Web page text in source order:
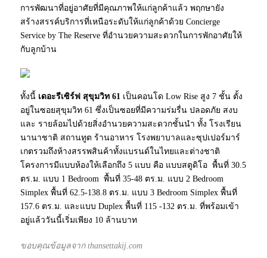
การพัฒนาที่อยู่อาศัยที่มีคุณภาพให้แก่ลูกค้าแล้ว พฤกษายัง
สร้างสรรค์บริการที่เหนือระดับให้แก่ลูกค้าด้วย Concierge
Service by The Reserve ที่อำนวยความสะดวกในการพักอาศัยให้
กับลูกบ้าน
ทั้งนี้ เดอะรีเซิร์ฟ สุขุมวิท 61 เป็นคอนโด Low Rise สูง 7 ชั้น ตั้ง
อยู่ในซอยสุขุมวิท 61 ซึ่งเป็นซอยที่มีความร่มรื่น ปลอดภัย สงบ
และ รายล้อมไปด้วยสิ่งอำนวยความสะดวกชั้นนำ ทั้ง โรงเรียน
นานาชาติ สถานทูต ร้านอาหาร โรงพยาบาลและซุปเปอร์มาร์
เกตรวมถึงห้างสรรพสินค้าทั้งแบรนด์ในไทยและต่างชาติ
โครงการมีแบบห้องให้เลือกถึง 5 แบบ คือ แบบสตูดิโอ พื้นที่ 30.5
ตร.ม. แบบ 1 Bedroom พื้นที่ 35-48 ตร.ม. แบบ 2 Bedroom
Simplex พื้นที่ 62.5-138.8 ตร.ม. แบบ 3 Bedroom Simplex พื้นที่
157.6 ตร.ม. และแบบ Duplex พื้นที่ 115 -132 ตร.ม. ที่พร้อมเข้า
อยู่แล้ววันนี้เริ่มเพียง 10 ล้านบาท
ขอบคุณข้อมูลจาก thansettakij.com